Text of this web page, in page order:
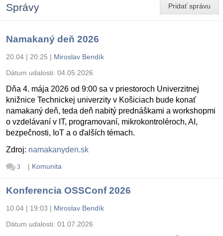
Pridať správu
Správy
Namakaný deň 2026
20.04 | 20:25 | Miroslav Bendík
Dátum udalosti: 04.05.2026
Dňa 4. mája 2026 od 9:00 sa v priestoroch Univerzitnej
knižnice Technickej univerzity v Košiciach bude konať
namakaný deň, teda deň nabitý prednáškami a workshopmi
o vzdelávaní v IT, programovaní, mikrokontroléroch, AI,
bezpečnosti, IoT a o ďalších témach.
Zdroj: namakanyden.sk
3 | Komunita
Konferencia OSSConf 2026
10.04 | 19:03 | Miroslav Bendík
Dátum udalosti: 01.07.2026